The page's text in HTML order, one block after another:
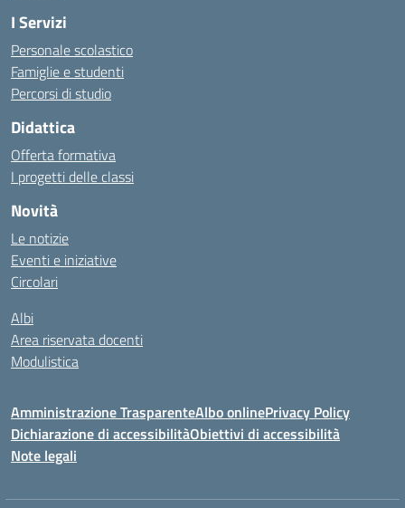
I Servizi
Personale scolastico
Famiglie e studenti
Percorsi di studio
Didattica
Offerta formativa
I progetti delle classi
Novità
Le notizie
Eventi e iniziative
Circolari
Albi
Area riservata docenti
Modulistica
Amministrazione TrasparenteAlbo onlinePrivacy Policy
Dichiarazione di accessibilitàObiettivi di accessibilità
Note legali